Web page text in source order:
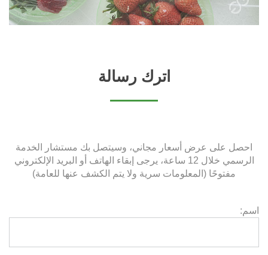
اترك رسالة
احصل على عرض أسعار مجاني، وسيتصل بك مستشار الخدمة
الرسمي خلال 12 ساعة، يرجى إبقاء الهاتف أو البريد الإلكتروني
مفتوحًا (المعلومات سرية ولا يتم الكشف عنها للعامة)
اسم: